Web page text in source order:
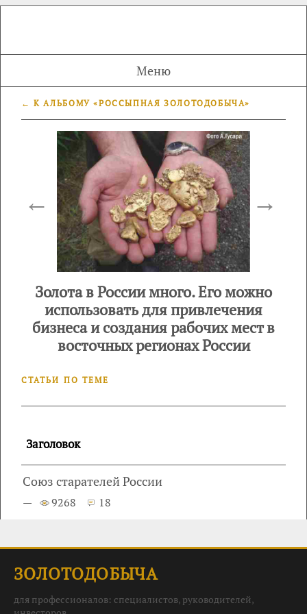
Меню
← К АЛЬБОМУ «РОССЫПНАЯ ЗОЛОТОДОБЫЧА»
← →
Золота в России много. Его можно
использовать для привлечения
бизнеса и создания рабочих мест в
восточных регионах России
СТАТЬИ ПО ТЕМЕ
Заголовок
Союз старателей России
— 9268 18
ЗОЛОТОДОБЫЧА
для профессионалов: специалистов, руководителей,